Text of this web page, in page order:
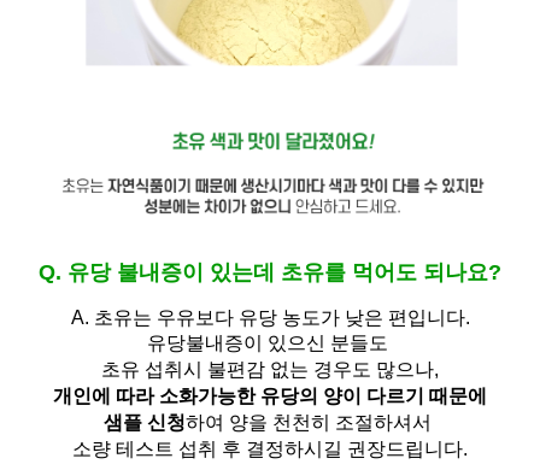
Q. 유당 불내증이 있는데 초유를 먹어도 되나요?
A. 초유는 우유보다 유당 농도가 낮은 편입니다.
유당불내증이 있으신 분들도
초유 섭취시 불편감 없는 경우도 많으나,
개인에 따라 소화가능한 유당의 양이 다르기 때문에
샘플 신청하여 양을 천천히 조절하셔서
소량 테스트 섭취 후 결정하시길 권장드립니다.